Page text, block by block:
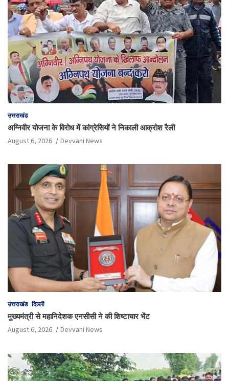
उत्तराखंड
अग्निवीर योजना के विरोध में कांग्रेसियों ने निकाली आक्रोश रैली
August 6, 2026 Devvani News
उत्तराखंड दिल्ली
मुख्यमंत्री से महानिदेशक एनसीसी ने की शिष्टाचार भेंट
August 6, 2026 Devvani News